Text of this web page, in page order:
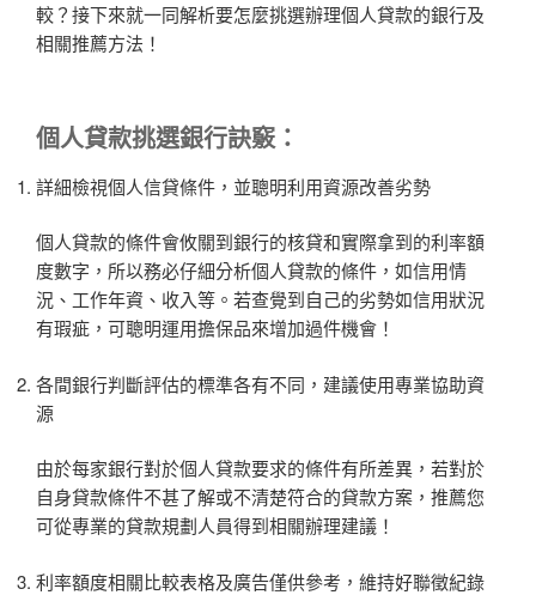
較？接下來就一同解析要怎麼挑選辦理個人貸款的銀行及
相關推薦方法！
個人貸款挑選銀行訣竅：
詳細檢視個人信貸條件，並聰明利用資源改善劣勢
個人貸款的條件會攸關到銀行的核貸和實際拿到的利率額
度數字，所以務必仔細分析個人貸款的條件，如信用情
況、工作年資、收入等。若查覺到自己的劣勢如信用狀況
有瑕疵，可聰明運用擔保品來增加過件機會！
各間銀行判斷評估的標準各有不同，建議使用專業協助資
源
由於每家銀行對於個人貸款要求的條件有所差異，若對於
自身貸款條件不甚了解或不清楚符合的貸款方案，推薦您
可從專業的貸款規劃人員得到相關辦理建議！
利率額度相關比較表格及廣告僅供參考，維持好聯徵紀錄